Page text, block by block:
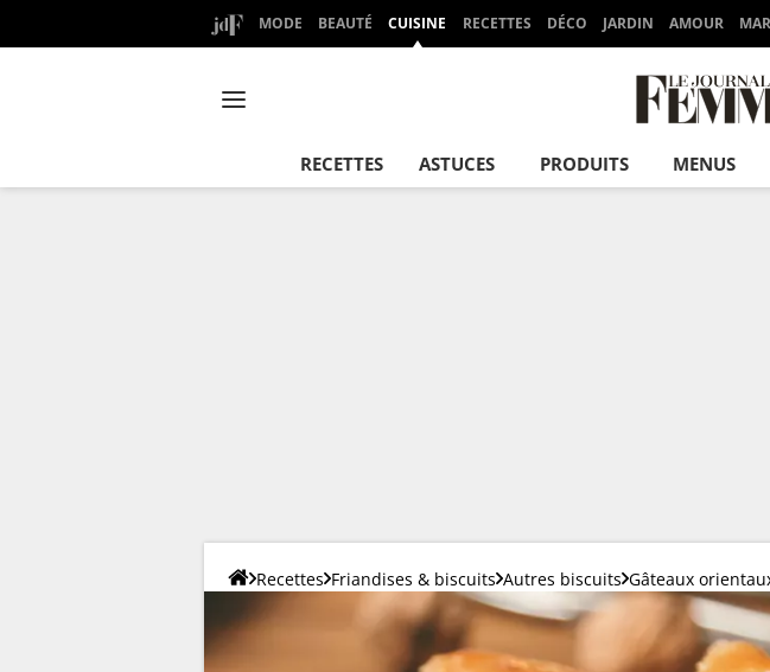
MODE BEAUTÉ CUISINE RECETTES DÉCO JARDIN AMOUR
RECETTES ASTUCES PRODUITS MENUS
Recettes Friandises & biscuits Autres biscuits Gâteaux